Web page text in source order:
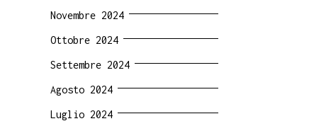
Novembre 2024
Ottobre 2024
Settembre 2024
Agosto 2024
Luglio 2024